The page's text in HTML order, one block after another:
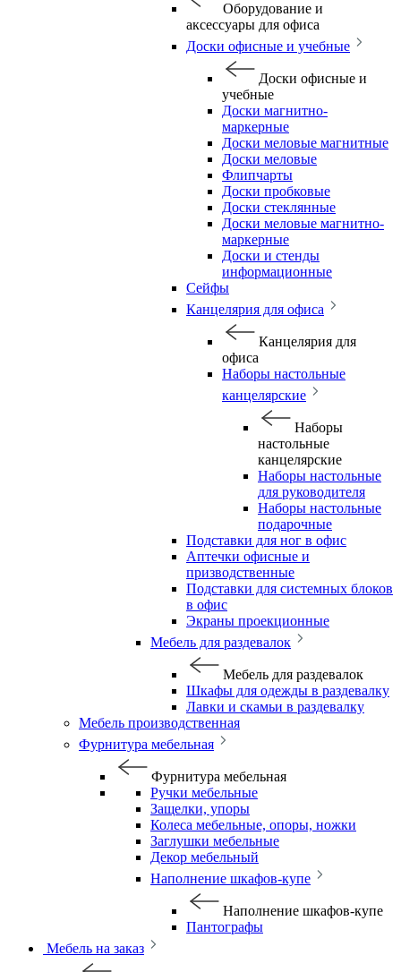
Оборудование и
аксессуары для офиса
Доски офисные и учебные
Доски офисные и
учебные
Доски магнитно-
маркерные
Доски меловые магнитные
Доски меловые
Флипчарты
Доски пробковые
Доски стеклянные
Доски меловые магнитно-
маркерные
Доски и стенды
информационные
Сейфы
Канцелярия для офиса
Канцелярия для
офиса
Наборы настольные
канцелярские
Наборы
настольные
канцелярские
Наборы настольные
для руководителя
Наборы настольные
подарочные
Подставки для ног в офис
Аптечки офисные и
призводственные
Подставки для системных блоков
в офис
Экраны проекционные
Мебель для раздевалок
Мебель для раздевалок
Шкафы для одежды в раздевалку
Лавки и скамьи в раздевалку
Мебель производственная
Фурнитура мебельная
Фурнитура мебельная
Ручки мебельные
Защелки, упоры
Колеса мебельные, опоры, ножки
Заглушки мебельные
Декор мебельный
Наполнение шкафов-купе
Наполнение шкафов-купе
Пантографы
Мебель на заказ